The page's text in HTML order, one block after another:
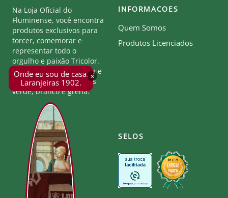
×
Onde eu sou de casa.
Laranjeiras 1902.
Na Loja Oficial do
Fluminense, você encontra
produtos exclusivos para
torcer, comemorar e
representar todo o
orgulho e paixão Tricolor.
Seja parte desta história e
mostre a força das cores
verde, branco e grená.
INFORMACOES
Quem Somos
Produtos Licenciados
SELOS